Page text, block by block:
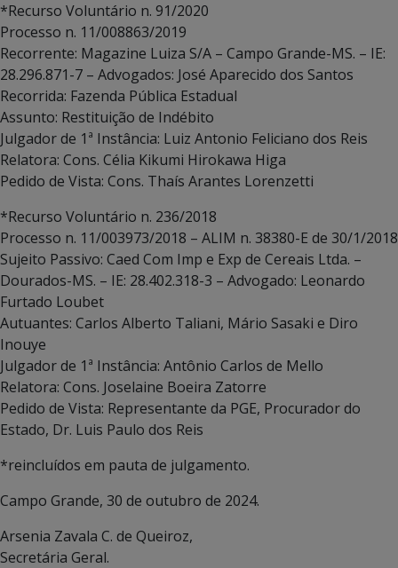
*Recurso Voluntário n. 91/2020
Processo n. 11/008863/2019
Recorrente: Magazine Luiza S/A – Campo Grande-MS. – IE:
28.296.871-7 – Advogados: José Aparecido dos Santos
Recorrida: Fazenda Pública Estadual
Assunto: Restituição de Indébito
Julgador de 1ª Instância: Luiz Antonio Feliciano dos Reis
Relatora: Cons. Célia Kikumi Hirokawa Higa
Pedido de Vista: Cons. Thaís Arantes Lorenzetti
*Recurso Voluntário n. 236/2018
Processo n. 11/003973/2018 – ALIM n. 38380-E de 30/1/2018
Sujeito Passivo: Caed Com Imp e Exp de Cereais Ltda. –
Dourados-MS. – IE: 28.402.318-3 – Advogado: Leonardo
Furtado Loubet
Autuantes: Carlos Alberto Taliani, Mário Sasaki e Diro
Inouye
Julgador de 1ª Instância: Antônio Carlos de Mello
Relatora: Cons. Joselaine Boeira Zatorre
Pedido de Vista: Representante da PGE, Procurador do
Estado, Dr. Luis Paulo dos Reis
*reincluídos em pauta de julgamento.
Campo Grande, 30 de outubro de 2024.
Arsenia Zavala C. de Queiroz,
Secretária Geral.